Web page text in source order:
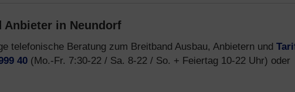
Anbieter in Neundorf
telefonische Beratung zum Breitband Ausbau, Anbietern und
40 (Mo.-Fr. 7:30-22 / Sa. 8-22 / So. + Feiertag 10-22 Uhr) oder